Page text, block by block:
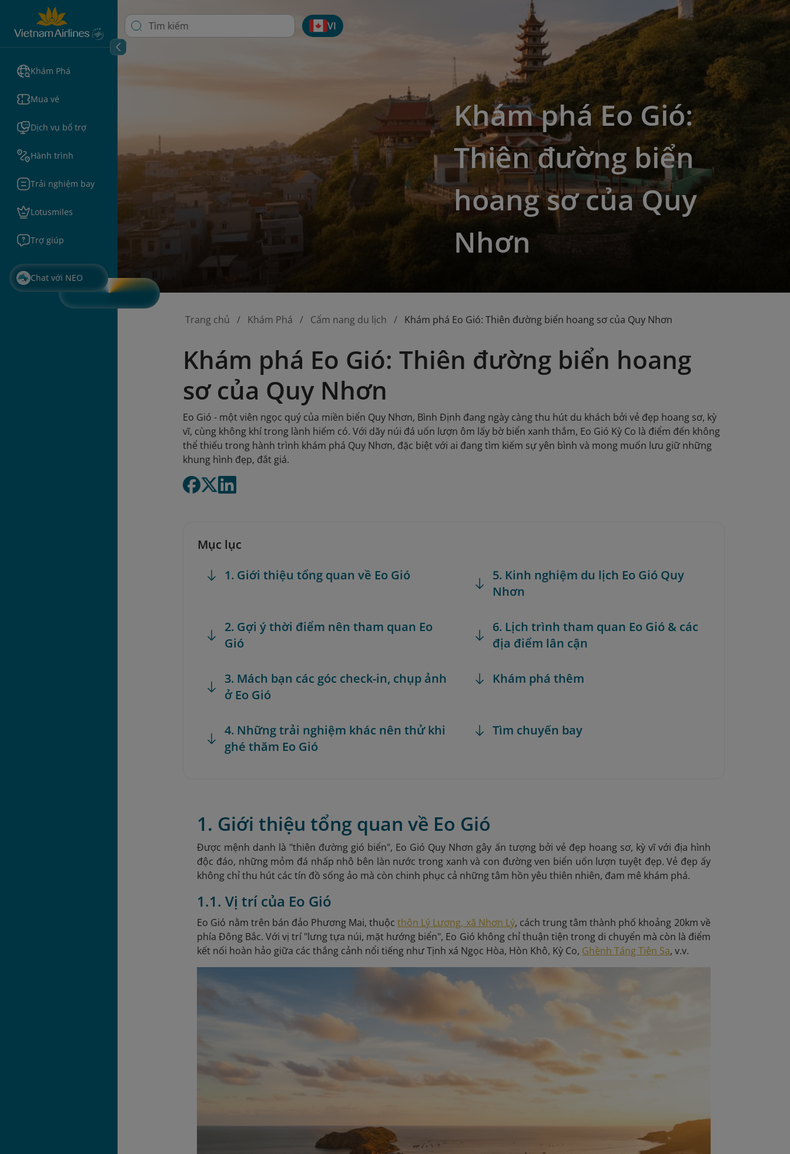
Khám Phá
Mua vé
Dịch vụ bổ trợ
Hành trình
Trải nghiệm bay
Lotusmiles
Trợ giúp
Chat với NEO
VI
Khám phá Eo Gió:
Thiên đường biển
hoang sơ của Quy
Nhơn
Trang chủ Khám Phá Cẩm nang du lịch Khám phá Eo Gió: Thiên đường biển hoang sơ của Quy Nhơn
Khám phá Eo Gió: Thiên đường biển hoang
sơ của Quy Nhơn
Eo Gió - một viên ngọc quý của miền biển Quy Nhơn, Bình Định đang ngày càng thu hút du khách bởi vẻ đẹp hoang sơ, kỳ
vĩ, cùng không khí trong lành hiếm có. Với dãy núi đá uốn lượn ôm lấy bờ biển xanh thắm, Eo Gió Kỳ Co là điểm đến không
thể thiếu trong hành trình khám phá Quy Nhơn, đặc biệt với ai đang tìm kiếm sự yên bình và mong muốn lưu giữ những
khung hình đẹp, đắt giá.
Mục lục
1. Giới thiệu tổng quan về Eo Gió
2. Gợi ý thời điểm nên tham quan Eo
Gió
3. Mách bạn các góc check-in, chụp ảnh
ở Eo Gió
4. Những trải nghiệm khác nên thử khi
ghé thăm Eo Gió
5. Kinh nghiệm du lịch Eo Gió Quy
Nhơn
6. Lịch trình tham quan Eo Gió & các
địa điểm lân cận
Khám phá thêm
Tìm chuyến bay
1. Giới thiệu tổng quan về Eo Gió
Được mệnh danh là "thiên đường gió biển", Eo Gió Quy Nhơn gây ấn tượng bởi vẻ đẹp hoang sơ, kỳ vĩ với địa hình
độc đáo, những mỏm đá nhấp nhô bên làn nước trong xanh và con đường ven biển uốn lượn tuyệt đẹp. Vẻ đẹp ấy
không chỉ thu hút các tín đồ sống ảo mà còn chinh phục cả những tâm hồn yêu thiên nhiên, đam mê khám phá.
1.1. Vị trí của Eo Gió
Eo Gió nằm trên bán đảo Phương Mai, thuộcthôn Lý Lương, xã Nhơn Lý, cách trung tâm thành phố khoảng 20km về
phía Đông Bắc. Với vị trí "lưng tựa núi, mặt hướng biển", Eo Gió không chỉ thuận tiện trong di chuyển mà còn là điểm
kết nối hoàn hảo giữa các thắng cảnh nổi tiếng như Tịnh xá Ngọc Hòa, Hòn Khô, Kỳ Co, Ghềnh Táng Tiên Sa, v.v.